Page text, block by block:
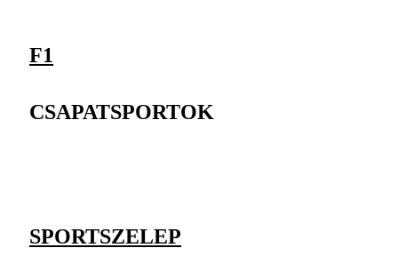
F1
CSAPATSPORTOK
SPORTSZELEP